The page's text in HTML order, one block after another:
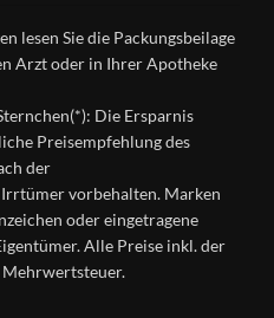
lesen Sie die Packungsbeilage
Arzt oder in Ihrer Apotheke
Die Ersparnis
Preisempfehlung des
der
vorbehalten. Marken
oder eingetragene
Alle Preise inkl. der
Mehrwertsteuer.